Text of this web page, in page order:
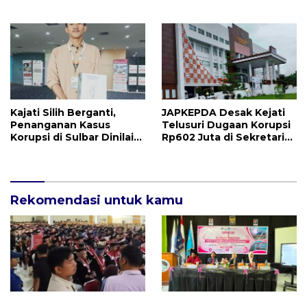
Kajati Silih Berganti,
Penanganan Kasus
Korupsi di Sulbar Dinilai
JAPKEPDA Desak Kejati
Telusuri Dugaan Korupsi
Rp602 Juta di Sekretariat
Rekomendasi untuk kamu